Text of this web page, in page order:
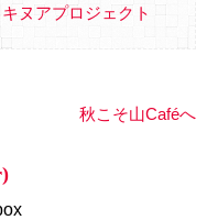
キヌアプロジェクト
秋こそ山Caféへ